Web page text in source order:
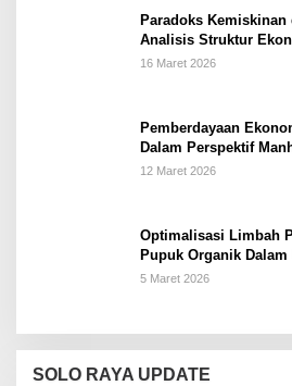
Paradoks
Analisis Struktur
Pemberdayaan
16 Maret 2026
Pemberdayaan
Dalam Perspektif
Untuk Penguatan
12 Maret 2026
Optimalisasi Limbah
Pupuk Organik
Pangan Rumah
5 Maret 2026
SOLO RAYA UPDATE